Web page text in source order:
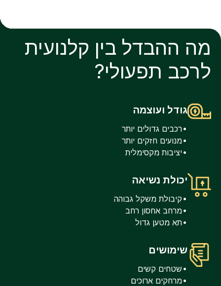
מה ההבדל בין קלנועית
לרכב תפעולי?
גודל ועוצמה
רכבים גדולים יותר
מנועים חזקים יותר
יציבות מקסימלית
יכולת נשיאה
קיבולת משקל גבוהה
מרחב אחסון רחב
תא מטען גדול
שימושים
שטחים קשים
מרחקים ארוכים